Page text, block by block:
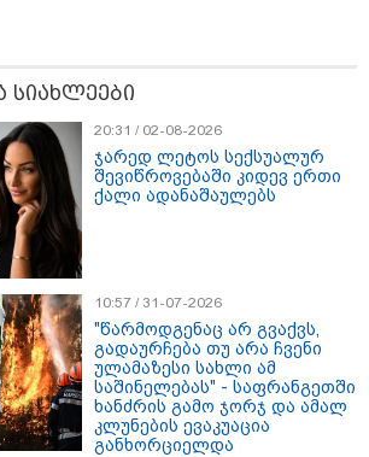
ავტომობილი ქვეითს დაეჯახა -
ვრცელდება შემაძრწუნებელი
კადრები მერაბ კოსტავას ქუჩიდან
რამ გამოწვია საქართველოს
ელექტროენერგეტიკული სისტემის
სრული გათიშვა - რა დეტალები
ხდება ცნობილი?
სიახლეები
20:31 / 02-08-2026
ჯარედ ლეტოს სექსუალურ
შევიწროვებაში კიდევ ერთი
ქალი ადანაშაულებს
10:57 / 31-07-2026
"წარმოდგენაც არ გვაქვს,
გადაურჩება თუ არა ჩვენი
ულამაზესი სახლი ამ
საშინელებას" - საფრანგეთში
ხანძრის გამო ჯორჯ და ამალ
კლუნების ევაკუაცია
განხორციელდა